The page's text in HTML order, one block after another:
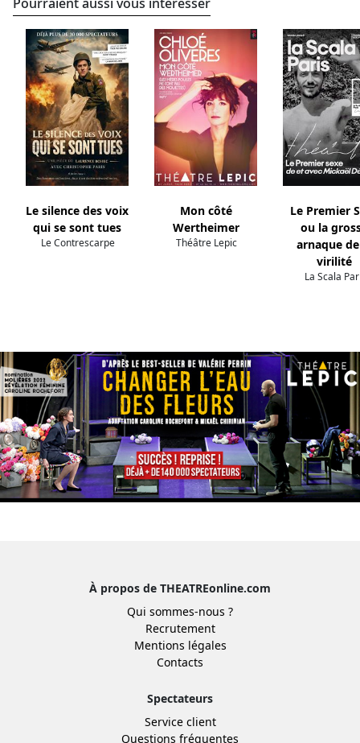
Le silence des voix
qui se sont tues
Le Contrescarpe
Mon côté
Wertheimer
Théâtre Lepic
Le Premier
ou la
arnaque
virilité
La Scala
À propos de THEATREonline.com
Qui sommes-nous ?
Recrutement
Mentions légales
Contacts
Spectateurs
Service client
Questions fréquentes